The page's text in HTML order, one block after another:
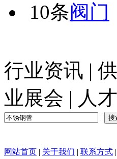
10条阀门
行业资讯 |
业展会 | 人
网站首页 | 关于我们 | 联系方式 |